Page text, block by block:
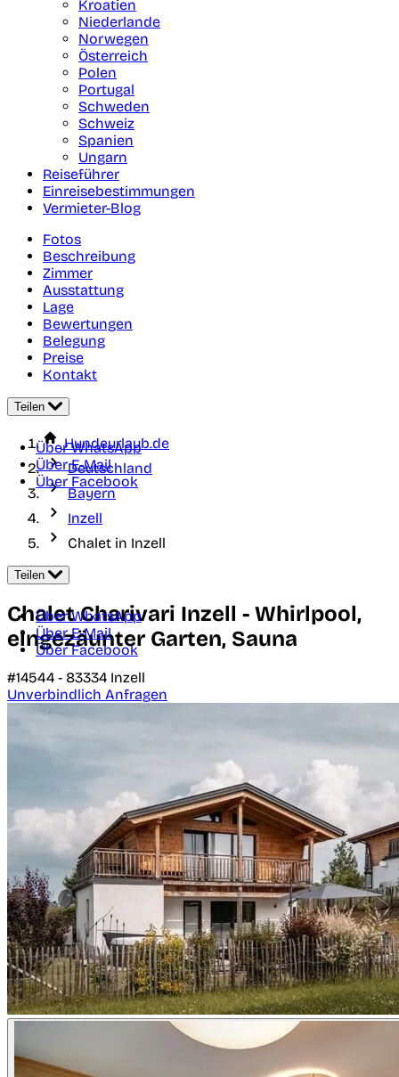
Kroatien
Niederlande
Norwegen
Österreich
Polen
Portugal
Schweden
Schweiz
Spanien
Ungarn
Reiseführer
Einreisebestimmungen
Vermieter-Blog
Fotos
Beschreibung
Zimmer
Ausstattung
Lage
Bewertungen
Belegung
Preise
Kontakt
Teilen
Über WhatsApp
Über E-Mail
Über Facebook
Hundeurlaub.de
Deutschland
Bayern
Inzell
Chalet in Inzell
Teilen
Über WhatsApp
Über E-Mail
Über Facebook
Chalet Charivari Inzell - Whirlpool,
eingezäunter Garten, Sauna
#14544 - 83334 Inzell
Unverbindlich Anfragen